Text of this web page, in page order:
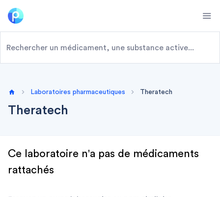
Home
Laboratoires pharmaceutiques Theratech
Theratech
Ce laboratoire n'a pas de médicaments
rattachés